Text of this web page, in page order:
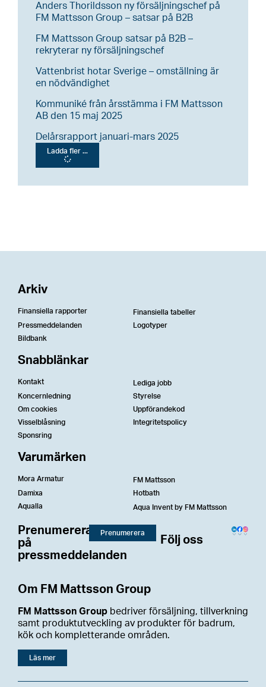
Anders Thorildsson ny försäljningschef på
FM Mattsson Group – satsar på B2B
FM Mattsson Group satsar på B2B –
rekryterar ny försäljningschef
Vattenbrist hotar Sverige – omställning är
en nödvändighet
Kommuniké från årsstämma i FM Mattsson
AB den 15 maj 2025
Delårsrapport januari-mars 2025
Ladda fler ...
Om FM Mattsson Group
FM Mattsson Group bedriver försäljning, tillverkning
samt produktutveckling av produkter för badrum,
kök och kompletterande områden.
Läs mer
Arkiv
Finansiella rapporter
Finansiella tabeller
Pressmeddelanden
Logotyper
Bildbank
Snabblänkar
Kontakt
Lediga jobb
Koncernledning
Styrelse
Om cookies
Uppförandekod
Visselblåsning
Integritetspolicy
Sponsring
Varumärken
Mora Armatur
FM Mattsson
Damixa
Hotbath
Aqualla
Aqua Invent by FM Mattsson
Prenumerera
på
pressmeddelanden
Prenumerera
Följ oss